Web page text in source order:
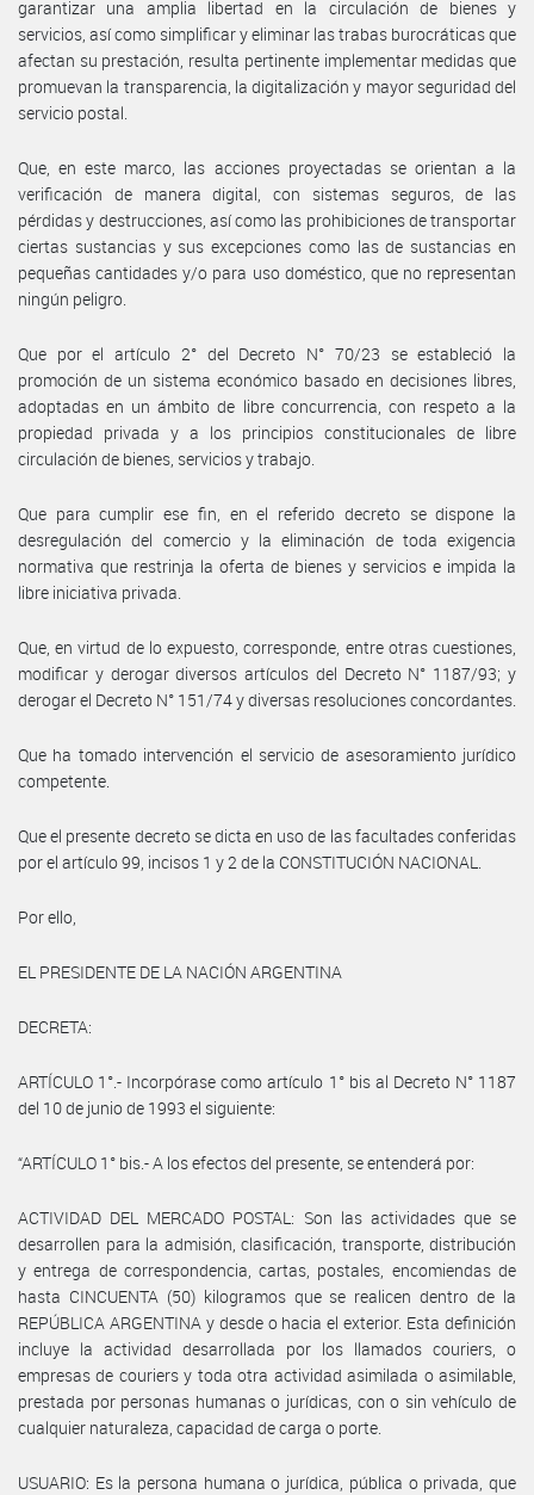
garantizar una amplia libertad en la circulación de bienes y
servicios, así como simplificar y eliminar las trabas burocráticas que
afectan su prestación, resulta pertinente implementar medidas que
promuevan la transparencia, la digitalización y mayor seguridad del
servicio postal.
Que, en este marco, las acciones proyectadas se orientan a la
verificación de manera digital, con sistemas seguros, de las
pérdidas y destrucciones, así como las prohibiciones de transportar
ciertas sustancias y sus excepciones como las de sustancias en
pequeñas cantidades y/o para uso doméstico, que no representan
ningún peligro.
Que por el artículo 2° del Decreto N° 70/23 se estableció la
promoción de un sistema económico basado en decisiones libres,
adoptadas en un ámbito de libre concurrencia, con respeto a la
propiedad privada y a los principios constitucionales de libre
circulación de bienes, servicios y trabajo.
Que para cumplir ese fin, en el referido decreto se dispone la
desregulación del comercio y la eliminación de toda exigencia
normativa que restrinja la oferta de bienes y servicios e impida la
libre iniciativa privada.
Que, en virtud de lo expuesto, corresponde, entre otras cuestiones,
modificar y derogar diversos artículos del Decreto N° 1187/93; y
derogar el Decreto N° 151/74 y diversas resoluciones concordantes.
Que ha tomado intervención el servicio de asesoramiento jurídico
competente.
Que el presente decreto se dicta en uso de las facultades conferidas
por el artículo 99, incisos 1 y 2 de la CONSTITUCIÓN NACIONAL.
Por ello,
EL PRESIDENTE DE LA NACIÓN ARGENTINA
DECRETA:
ARTÍCULO 1°.- Incorpórase como artículo 1° bis al Decreto N° 1187
del 10 de junio de 1993 el siguiente:
“ARTÍCULO 1° bis.- A los efectos del presente, se entenderá por:
ACTIVIDAD DEL MERCADO POSTAL: Son las actividades que se
desarrollen para la admisión, clasificación, transporte, distribución
y entrega de correspondencia, cartas, postales, encomiendas de
hasta CINCUENTA (50) kilogramos que se realicen dentro de la
REPÚBLICA ARGENTINA y desde o hacia el exterior. Esta definición
incluye la actividad desarrollada por los llamados couriers, o
empresas de couriers y toda otra actividad asimilada o asimilable,
prestada por personas humanas o jurídicas, con o sin vehículo de
cualquier naturaleza, capacidad de carga o porte.
USUARIO: Es la persona humana o jurídica, pública o privada, que